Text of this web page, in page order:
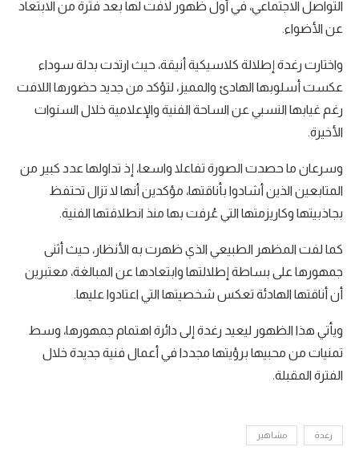
التواصل الاجتماعي، في أول ظهور لافت لها بعد فترة من الابتعاد
عن الأضواء.
واختارت رغدة إطلالة كلاسيكية أنيقة، حيث ارتدت بدلة سوداء
عكست أسلوبها الهادئ والمميز، لتؤكد من جديد حضورها اللافت
رغم غيابها النسبي عن الساحة الفنية والإعلامية خلال السنوات
الأخيرة.
وسرعان ما حصدت الصورة تفاعلا واسعا، إذ تداولها عدد كبير من
المتابعين الذين أشادوا بأناقتها، مؤكدين أنها لا تزال تحتفظ
بجاذبيتها وكاريزمتها التي عُرفت بها منذ انطلاقتها الفنية.
كما لفت المظهر الطبيعي الذي ظهرت به الأنظار، حيث أثنى
جمهورها على بساطة إطلالتها وابتعادها عن المبالغة، معتبرين
أن أناقتها الهادئة تعكس شخصيتها التي اعتادوا عليها.
ويأتي هذا الظهور ليعيد رغدة إلى دائرة اهتمام جمهورها، وسط
تمنيات من محبيها برؤيتها مجددا في أعمال فنية جديدة خلال
الفترة المقبلة.
رغدة مشاهير